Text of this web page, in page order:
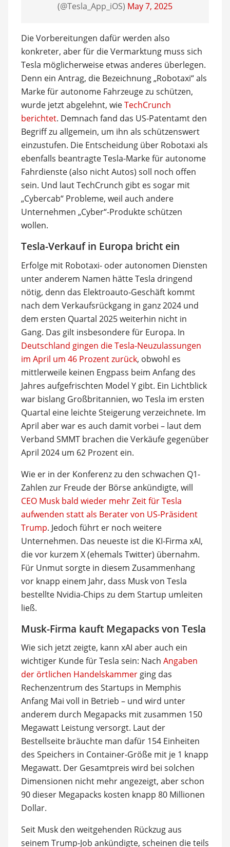
(@Tesla_App_iOS) May 7, 2025
Die Vorbereitungen dafür werden also
konkreter, aber für die Vermarktung muss sich
Tesla möglicherweise etwas anderes überlegen.
Denn ein Antrag, die Bezeichnung „Robotaxi“ als
Marke für autonome Fahrzeuge zu schützen,
wurde jetzt abgelehnt, wieTechCrunch
berichtet. Demnach fand das US-Patentamt den
Begriff zu allgemein, um ihn als schützenswert
einzustufen. Die Entscheidung über Robotaxi als
ebenfalls beantragte Tesla-Marke für autonome
Fahrdienste (also nicht Autos) soll noch offen
sein. Und laut TechCrunch gibt es sogar mit
„Cybercab“ Probleme, weil auch andere
Unternehmen „Cyber“-Produkte schützen
wollen.
Tesla-Verkauf in Europa bricht ein
Erfolge mit Robotaxi- oder autonomen Diensten
unter anderem Namen hätte Tesla dringend
nötig, denn das Elektroauto-Geschäft kommt
nach dem Verkaufsrückgang in ganz 2024 und
dem ersten Quartal 2025 weiterhin nicht in
Gang. Das gilt insbesondere für Europa. In
Deutschland gingen die Tesla-Neuzulassungen
im April um 46 Prozent zurück, obwohl es
mittlerweile keinen Engpass beim Anfang des
Jahres aufgefrischten Model Y gibt. Ein Lichtblick
war bislang Großbritannien, wo Tesla im ersten
Quartal eine leichte Steigerung verzeichnete. Im
April aber war es auch damit vorbei – laut dem
Verband SMMT brachen die Verkäufe gegenüber
April 2024 um 62 Prozent ein.
Wie er in der Konferenz zu den schwachen Q1-
Zahlen zur Freude der Börse ankündigte, will
CEO Musk bald wieder mehr Zeit für Tesla
aufwenden statt als Berater von US-Präsident
Trump. Jedoch führt er noch weitere
Unternehmen. Das neueste ist die KI-Firma xAI,
die vor kurzem X (ehemals Twitter) übernahm.
Für Unmut sorgte in diesem Zusammenhang
vor knapp einem Jahr, dass Musk von Tesla
bestellte Nvidia-Chips zu dem Startup umleiten
ließ.
Musk-Firma kauft Megapacks von Tesla
Wie sich jetzt zeigte, kann xAI aber auch ein
wichtiger Kunde für Tesla sein: Nach Angaben
der örtlichen Handelskammerging das
Rechenzentrum des Startups in Memphis
Anfang Mai voll in Betrieb – und wird unter
anderem durch Megapacks mit zusammen 150
Megawatt Leistung versorgt. Laut der
Bestellseite bräuchte man dafür 154 Einheiten
des Speichers in Container-Größe mit je 1 knapp
Megawatt. Der Gesamtpreis wird bei solchen
Dimensionen nicht mehr angezeigt, aber schon
90 dieser Megapacks kosten knapp 80 Millionen
Dollar.
Seit Musk den weitgehenden Rückzug aus
seinem Trump-Job ankündigte, scheinen die teils